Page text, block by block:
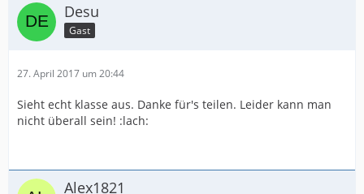
Desu
Gast
27. April 2017 um 20:44
Sieht echt klasse aus. Danke für's teilen. Leider kann man
nicht überall sein! :lach:
Alex1821